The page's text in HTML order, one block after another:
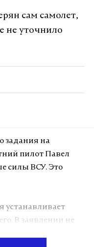
сам самолет,
не уточнило
задания на
пилот Павел
силы ВСУ. Это
устанавливает
В заявлении не